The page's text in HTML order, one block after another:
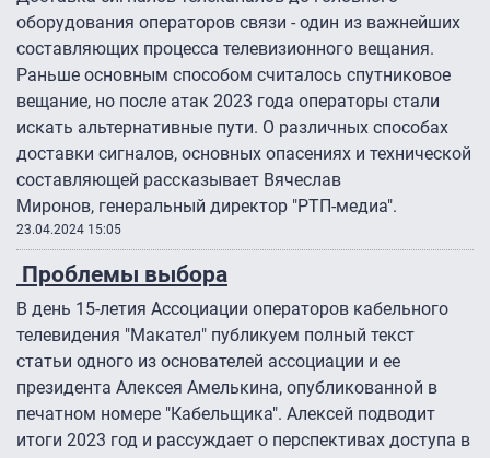
оборудования операторов связи - один из важнейших
составляющих процесса телевизионного вещания.
Раньше основным способом считалось спутниковое
вещание, но после атак 2023 года операторы стали
искать альтернативные пути. О различных способах
доставки сигналов, основных опасениях и технической
составляющей рассказывает Вячеслав
Миронов, генеральный директор "РТП-медиа".
23.04.2024 15:05
Проблемы выбора
В день 15-летия Ассоциации операторов кабельного
телевидения "Макател" публикуем полный текст
статьи одного из основателей ассоциации и ее
президента Алексея Амелькина, опубликованной в
печатном номере "Кабельщика". Алексей подводит
итоги 2023 год и рассуждает о перспективах доступа в